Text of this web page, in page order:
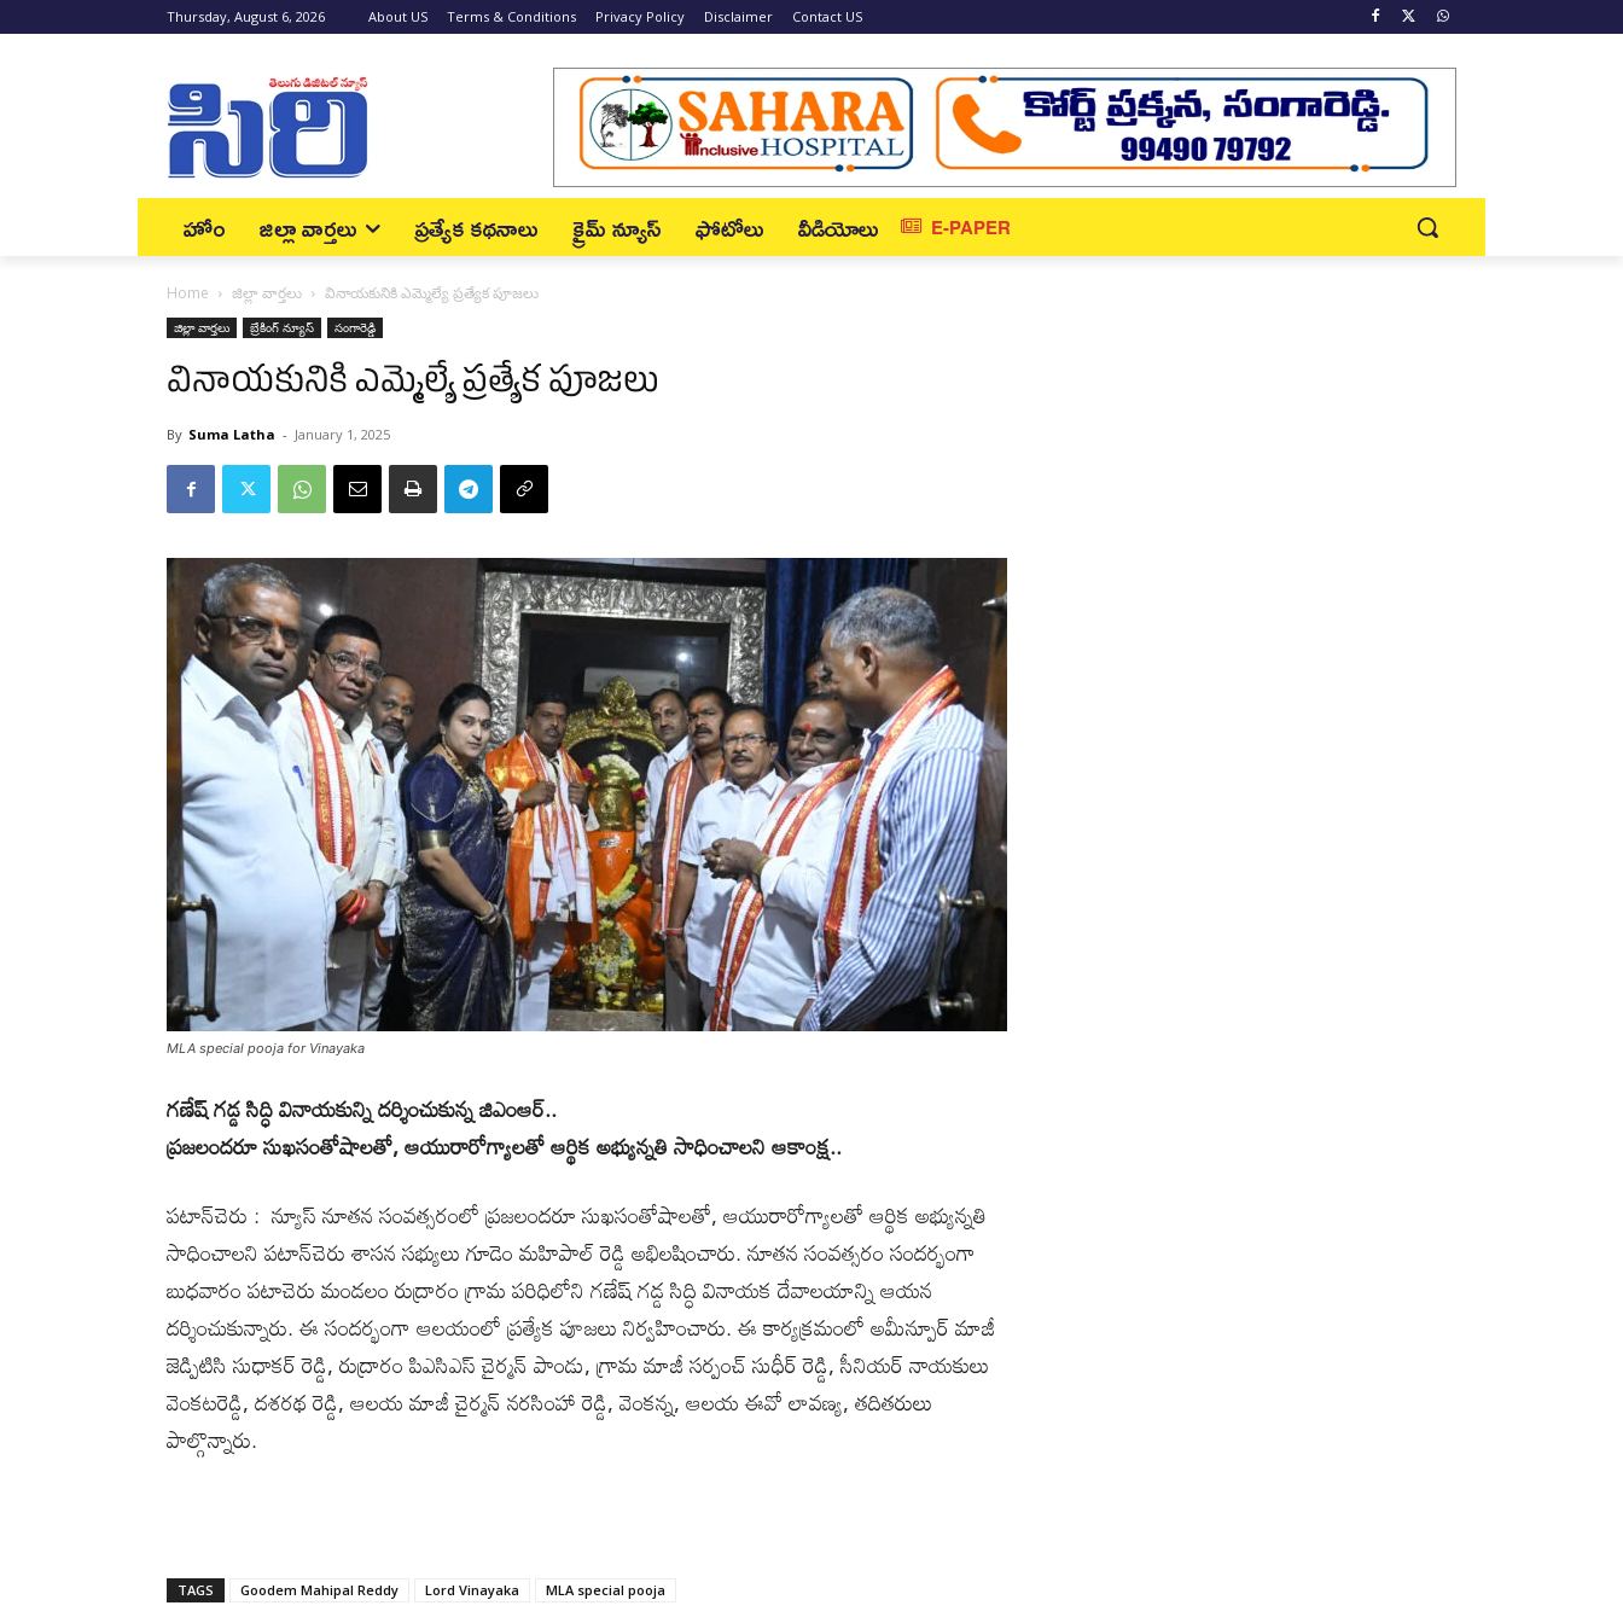
Thursday, August 6, 2026 About US Terms & Conditions Privacy Policy Disclaimer Contact US
హోం జిల్లా వార్త‌లు ప్రత్యేక కథనాలు క్రైమ్ న్యూస్‌ ఫోటోలు వీడియోలు E-PAPER
Home జిల్లా వార్త‌లు వినాయ‌కునికి ఎమ్మెల్యే ప్ర‌త్యేక పూజ‌లు
జిల్లా వార్త‌లు బ్రేకింగ్ న్యూస్‌ సంగారెడ్డి
వినాయ‌కునికి ఎమ్మెల్యే ప్ర‌త్యేక పూజ‌లు
By Suma Latha - January 1, 2025
MLA special pooja for Vinayaka
గణేష్ గడ్డ సిద్ధి వినాయకున్ని ద‌ర్శించుకున్న జిఎంఆర్..
ప్రజలందరూ సుఖసంతోషాలతో, ఆయురారోగ్యాలతో ఆర్థిక అభ్యున్నతి సాధించాల‌ని ఆకాంక్ష‌..
ప‌టాన్‌చెరు : న్యూస్ నూతన సంవత్సరంలో ప్రజలందరూ సుఖసంతోషాలతో, ఆయురారోగ్యాలతో ఆర్థిక అభ్యున్నతి
సాధించాలని పటాన్‌చెరు శాసన సభ్యులు గూడెం మహిపాల్ రెడ్డి అభిల‌షించారు. నూతన సంవత్సరం సందర్భంగా
బుధవారం పటాచెరు మండలం రుద్రారం గ్రామ పరిధిలోని గణేష్ గడ్డ సిద్ధి వినాయక దేవాలయాన్ని ఆయన
దర్శించుకున్నారు. ఈ సందర్భంగా ఆలయంలో ప్రత్యేక పూజలు నిర్వహించారు. ఈ కార్యక్రమంలో అమీన్పూర్ మాజీ
జెడ్పిటిసి సుధాకర్ రెడ్డి, రుద్రారం పిఎసిఎస్ చైర్మన్ పాండు, గ్రామ మాజీ సర్పంచ్ సుధీర్ రెడ్డి, సీనియర్ నాయకులు
వెంకటరెడ్డి, దశరథ రెడ్డి, ఆలయ మాజీ చైర్మన్ నరసింహా రెడ్డి, వెంకన్న, ఆలయ ఈవో లావణ్య, తదితరులు
పాల్గొన్నారు.
TAGS Goodem Mahipal Reddy Lord Vinayaka MLA special pooja